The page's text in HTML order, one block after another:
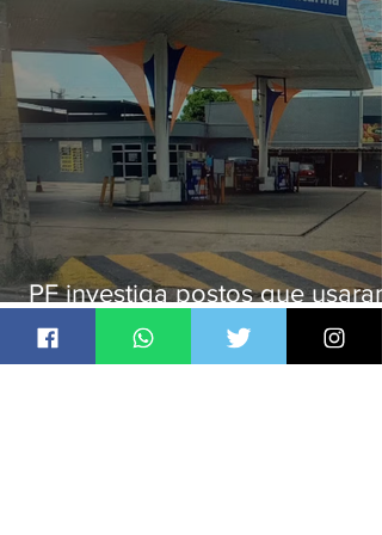
PF investiga postos que usaram
licença falsa com assinatura de
secretário morto em 2020